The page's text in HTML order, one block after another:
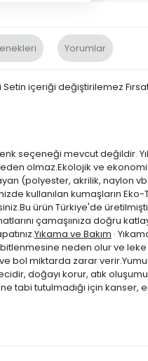
Yorumlar
Setin içeriği değiştirilemez
seçeneği mevcut değildir.
olmaz.Ekolojik ve
(polyester, akrilik, naylon
kullanılan kumaşların
ürün Türkiye'de
çamaşıınıza doğru
Yıkama ve Bakım ·
neden olur ve
bol miktarda zarar
doğayı korur, atık
tabi tutulmadığı için